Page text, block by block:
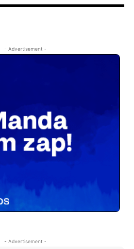
- Advertisement -
- Advertisement -